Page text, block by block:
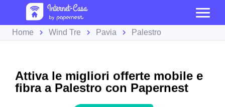
Home Wind Tre Pavia Palestro